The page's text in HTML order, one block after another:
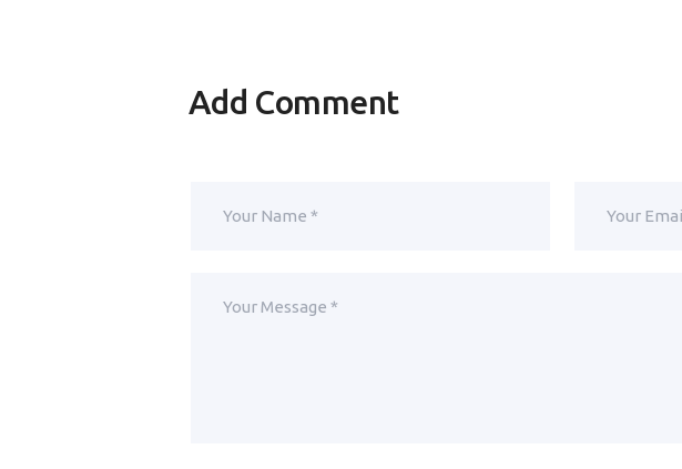
Add Comment